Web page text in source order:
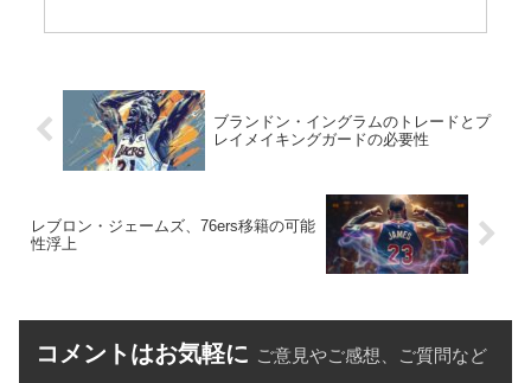
ブランドン・イングラムのトレードとプ
レイメイキングガードの必要性
レブロン・ジェームズ、76ers移籍の可能
性浮上
コメントはお気軽に ご意見やご感想、ご質問など